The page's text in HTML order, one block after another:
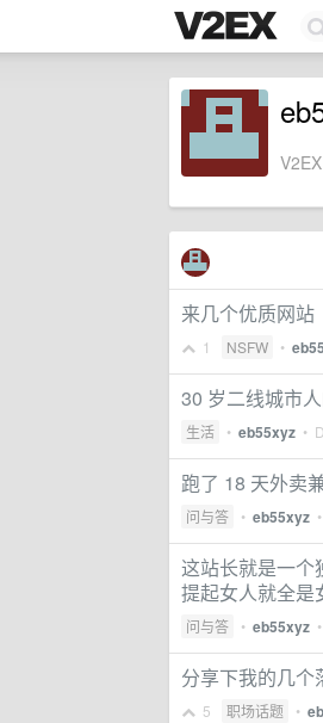
来几个优质网站
1 NSFW •
30 岁二线城市
生活 • eb55xyz •
跑了 18 天外卖
问与答 • eb55xyz •
这站长就是一个
提起女人就全是
问与答 • eb55xyz •
分享下我的几个
5 职场话题 •